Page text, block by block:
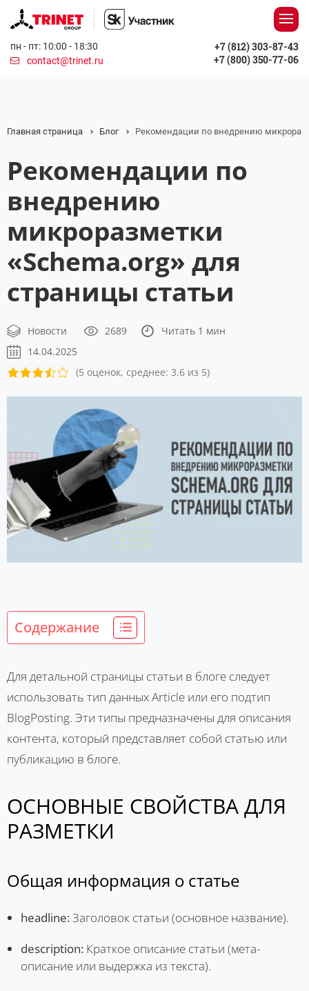
пн - пт: 10:00 - 18:30
contact@trinet.ru
+7 (812) 303-87-43
+7 (800) 350-77-06
Главная страница Блог Рекомендации по внедрению
Рекомендации по
внедрению
микроразметки
«Schema.org» для
страницы статьи
Новости 2689
Читать 1 мин
14.04.2025
(5 оценок, среднее: 3.6 из 5)
Содержание
Для детальной страницы статьи в блоге следует
использовать тип данных Article или его подтип
BlogPosting. Эти типы предназначены для описания
контента, который представляет собой статью или
публикацию в блоге.
ОСНОВНЫЕ СВОЙСТВА ДЛЯ
РАЗМЕТКИ
Общая информация о статье
headline:Заголовок статьи (основное название).
description: Краткое описание статьи (мета-
описание или выдержка из текста).